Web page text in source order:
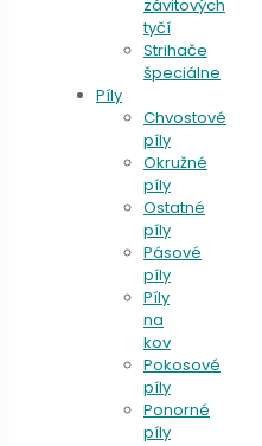
závitových
tyčí
Strihače
špeciálne
Píly
Chvostové
píly
Okružné
píly
Ostatné
píly
Pásové
píly
Píly
na
kov
Pokosové
píly
Ponorné
píly